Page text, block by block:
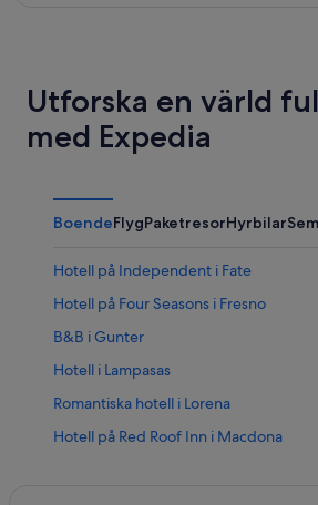
Utforska en värld
med Expedia
BoendeFlygPaketresorHyrbilar
Hotell på Independent i Fate
Hotell på Four Seasons i Fresno
B&B i Gunter
Hotell i Lampasas
Romantiska hotell i Lorena
Hotell på Red Roof Inn i Macdona